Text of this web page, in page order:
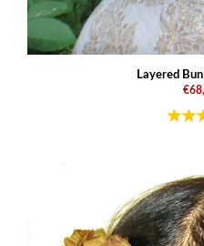
Layered